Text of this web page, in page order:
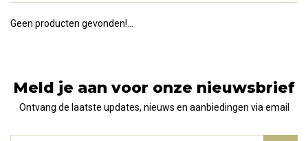
Geen producten gevonden!...
Meld je aan voor onze nieuwsbrief
Ontvang de laatste updates, nieuws en aanbiedingen via email